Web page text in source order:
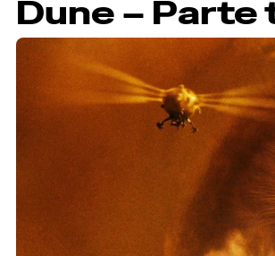
Dune – Parte